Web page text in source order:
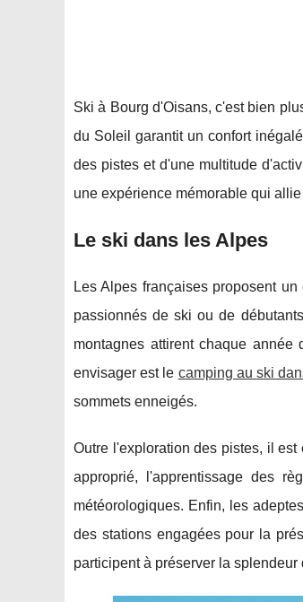
Ski à Bourg d'Oisans, c'est bien
du Soleil garantit un confort
des pistes et d'une multitude
une expérience mémorable qui
Le ski dans les Alpes
Les Alpes françaises proposent
passionnés de ski ou de
montagnes attirent chaque
envisager est le camping au ski
sommets enneigés.
Outre l'exploration des pistes, il
approprié, l'apprentissage des
météorologiques. Enfin, les
des stations engagées pour la
participent à préserver la